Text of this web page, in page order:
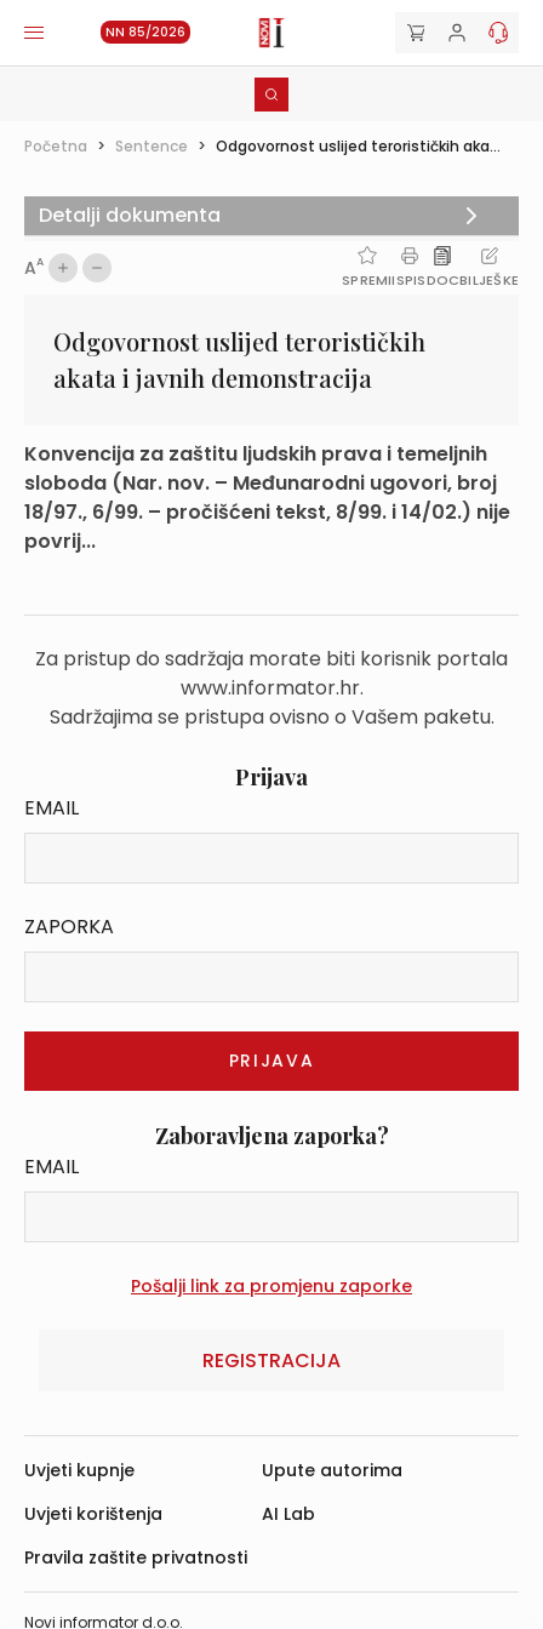
NN 85/2026
Početna > Sentence > Odgovornost uslijed terorističkih aka...
AA
SPREMIISPISDOCBILJEŠKE
Odgovornost uslijed terorističkih
akata i javnih demonstracija
Konvencija za zaštitu ljudskih prava i temeljnih
sloboda (Nar. nov. – Međunarodni ugovori, broj
18/97., 6/99. – pročišćeni tekst, 8/99. i 14/02.) nije
povrij...
Za pristup do sadržaja morate biti korisnik portala
www.informator.hr.
Sadržajima se pristupa ovisno o Vašem paketu.
Prijava
EMAIL
ZAPORKA
Zaboravljena zaporka?
EMAIL
REGISTRACIJA
Detalji dokumenta
Novi informator d.o.o.
Uvjeti kupnje
Uvjeti korištenja
Pravila zaštite privatnosti
Upute autorima
AI Lab